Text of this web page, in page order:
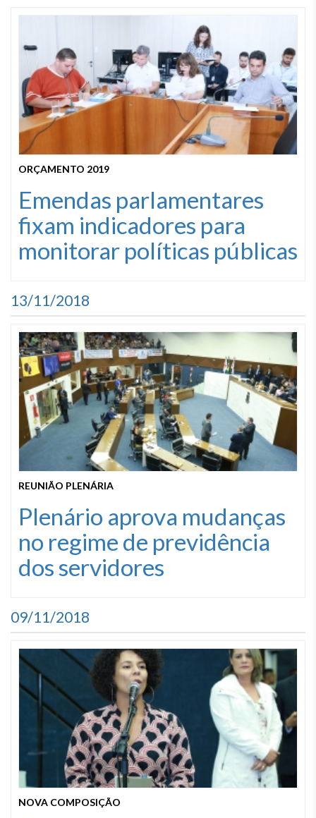
ORÇAMENTO 2019
Emendas parlamentares
fixam indicadores para
monitorar políticas públicas
13/11/2018
REUNIÃO PLENÁRIA
Plenário aprova mudanças
no regime de previdência
dos servidores
09/11/2018
NOVA COMPOSIÇÃO